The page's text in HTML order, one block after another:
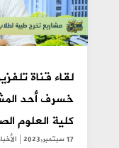
لقاء قناة
خسرف أحد
كلية العلوم
17 سبتمبر,2023 |